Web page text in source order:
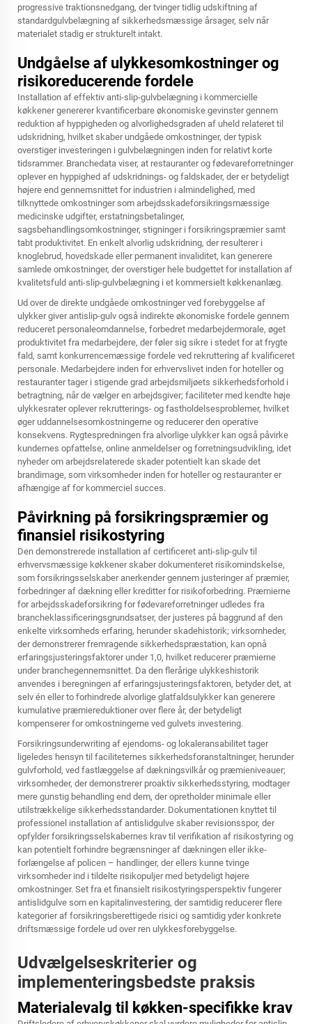
progressive traktionsnedgang, der tvinger tidlig udskiftning af
standardgulvbelægning af sikkerhedsmæssige årsager, selv når
materialet stadig er strukturelt intakt.
Undgåelse af ulykkesomkostninger og
risikoreducerende fordele
Installation af effektiv anti-slip-gulvbelægning i kommercielle
køkkener genererer kvantificerbare økonomiske gevinster gennem
reduktion af hyppigheden og alvorlighedsgraden af uheld relateret til
udskridning, hvilket skaber undgåede omkostninger, der typisk
overstiger investeringen i gulvbelægningen inden for relativt korte
tidsrammer. Branchedata viser, at restauranter og fødevareforretninger
oplever en hyppighed af udskridnings- og faldskader, der er betydeligt
højere end gennemsnittet for industrien i almindelighed, med
tilknyttede omkostninger som arbejdsskadeforsikringsmæssige
medicinske udgifter, erstatningsbetalinger,
sagsbehandlingsomkostninger, stigninger i forsikringspræmier samt
tabt produktivitet. En enkelt alvorlig udskridning, der resulterer i
knoglebrud, hovedskade eller permanent invaliditet, kan generere
samlede omkostninger, der overstiger hele budgettet for installation af
kvalitetsfuld anti-slip-gulvbelægning i et kommersielt køkkenanlæg.
Ud over de direkte undgåede omkostninger ved forebyggelse af
ulykker giver antislip-gulv også indirekte økonomiske fordele gennem
reduceret personaleomdannelse, forbedret medarbejdermorale, øget
produktivitet fra medarbejdere, der føler sig sikre i stedet for at frygte
fald, samt konkurrencemæssige fordele ved rekruttering af kvalificeret
personale. Medarbejdere inden for erhvervslivet inden for hoteller og
restauranter tager i stigende grad arbejdsmiljøets sikkerhedsforhold i
betragtning, når de vælger en arbejdsgiver; faciliteter med kendte høje
ulykkesrater oplever rekrutterings- og fastholdelsesproblemer, hvilket
øger uddannelsesomkostningerne og reducerer den operative
konsekvens. Rygtespredningen fra alvorlige ulykker kan også påvirke
kundernes opfattelse, online anmeldelser og forretningsudvikling, idet
nyheder om arbejdsrelaterede skader potentielt kan skade det
brandimage, som virksomheder inden for hoteller og restauranter er
afhængige af for kommerciel succes.
Påvirkning på forsikringspræmier og
finansiel risikostyring
Den demonstrerede installation af certificeret anti-slip-gulv til
erhvervsmæssige køkkener skaber dokumenteret risikomindskelse,
som forsikringsselskaber anerkender gennem justeringer af præmier,
forbedringer af dækning eller kreditter for risikoforbedring. Præmierne
for arbejdsskadeforsikring for fødevareforretninger udledes fra
brancheklassificeringsgrundsatser, der justeres på baggrund af den
enkelte virksomheds erfaring, herunder skadehistorik; virksomheder,
der demonstrerer fremragende sikkerhedspræstation, kan opnå
erfaringsjusteringsfaktorer under 1,0, hvilket reducerer præmierne
under branchegennemsnittet. Da den flerårige ulykkeshistorik
anvendes i beregningen af erfaringsjusteringsfaktoren, betyder det, at
selv én eller to forhindrede alvorlige glatfaldsulykker kan generere
kumulative præmiereduktioner over flere år, der betydeligt
kompenserer for omkostningerne ved gulvets investering.
Forsikringsunderwriting af ejendoms- og lokaleransabilitet tager
ligeledes hensyn til faciliteternes sikkerhedsforanstaltninger, herunder
gulvforhold, ved fastlæggelse af dækningsvilkår og præmieniveauer;
virksomheder, der demonstrerer proaktiv sikkerhedsstyring, modtager
mere gunstig behandling end dem, der opretholder minimale eller
utilstrækkelige sikkerhedsstandarder. Dokumentationen knyttet til
professionel installation af antislidgulve skaber revisionsspor, der
opfylder forsikringsselskabernes krav til verifikation af risikostyring og
kan potentielt forhindre begrænsninger af dækningen eller ikke-
forlængelse af policen – handlinger, der ellers kunne tvinge
virksomheder ind i tildelte risikopuljer med betydeligt højere
omkostninger. Set fra et finansielt risikostyringsperspektiv fungerer
antislidgulve som en kapitalinvestering, der samtidig reducerer flere
kategorier af forsikringsberettigede risici og samtidig yder konkrete
driftsmæssige fordele ud over ren ulykkesforebyggelse.
Udvælgelseskriterier og
implementeringsbedste praksis
Materialevalg til køkken-specifikke krav